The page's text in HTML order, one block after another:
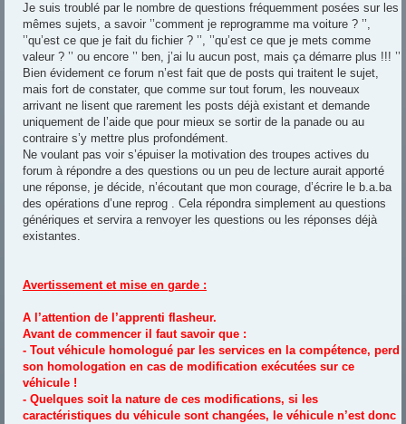
Je suis troublé par le nombre de questions fréquemment posées sur les
mêmes sujets, a savoir ’’comment je reprogramme ma voiture ? ’’,
’’qu’est ce que je fait du fichier ? ’’, ’’qu’est ce que je mets comme
valeur ? ’’ ou encore ’’ ben, j’ai lu aucun post, mais ça démarre plus !!! ’’
Bien évidement ce forum n’est fait que de posts qui traitent le sujet,
mais fort de constater, que comme sur tout forum, les nouveaux
arrivant ne lisent que rarement les posts déjà existant et demande
uniquement de l’aide que pour mieux se sortir de la panade ou au
contraire s’y mettre plus profondément.
Ne voulant pas voir s’épuiser la motivation des troupes actives du
forum à répondre a des questions ou un peu de lecture aurait apporté
une réponse, je décide, n’écoutant que mon courage, d’écrire le b.a.ba
des opérations d’une reprog . Cela répondra simplement au questions
génériques et servira a renvoyer les questions ou les réponses déjà
existantes.
Avertissement et mise en garde :
A l’attention de l’apprenti flasheur.
Avant de commencer il faut savoir que :
- Tout véhicule homologué par les services en la compétence, perd
son homologation en cas de modification exécutées sur ce
véhicule !
- Quelques soit la nature de ces modifications, si les
caractéristiques du véhicule sont changées, le véhicule n’est donc